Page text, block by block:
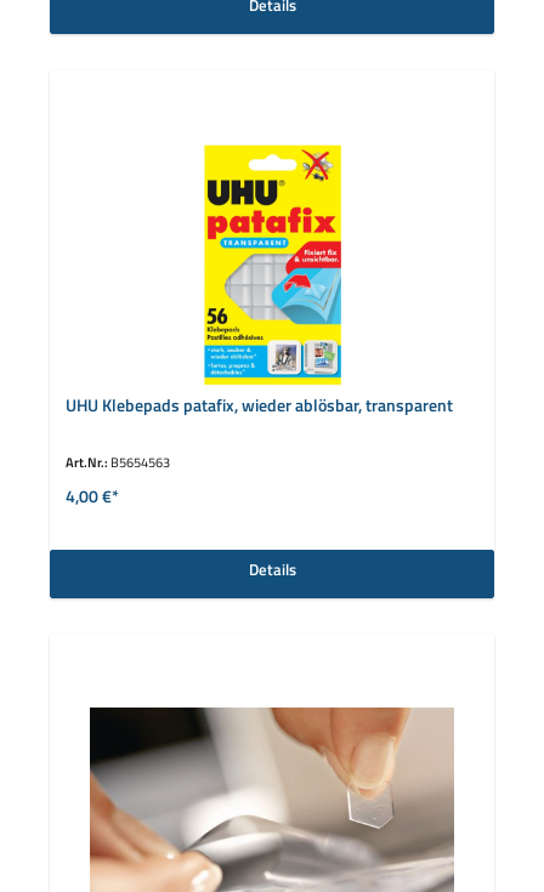
Details
UHU Klebepads patafix, wieder ablösbar, transparent
Art.Nr.: B5654563
4,00 €*
Details